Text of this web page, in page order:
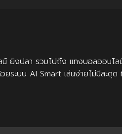
น์ ยิงปลา รวมไปถึง แทงบอลออนไ
บ AI Smart เล่นง่ายไม่มีสะดุด ที่เ